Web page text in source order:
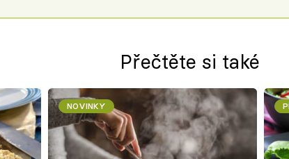
Přečtěte si také
NOVINKY